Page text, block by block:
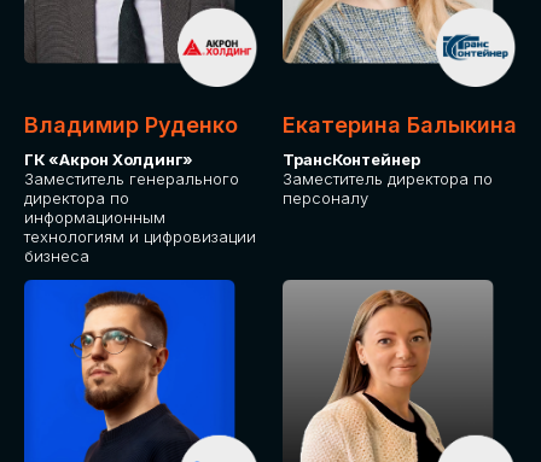
Владимир Руденко
ГК «Акрон Холдинг»
Заместитель генерального
директора по
информационным
технологиям и цифровизации
бизнеса
Екатерина Балыкина
ТрансКонтейнер
Заместитель директора по
персоналу